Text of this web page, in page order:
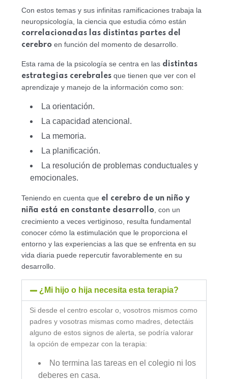
Con estos temas y sus infinitas ramificaciones trabaja la
neuropsicología, la ciencia que estudia cómo están
correlacionadas las distintas partes del
cerebro en función del momento de desarrollo.
Esta rama de la psicología se centra en las distintas
estrategias cerebrales que tienen que ver con el
aprendizaje y manejo de la información como son:
La orientación.
La capacidad atencional.
La memoria.
La planificación.
La resolución de problemas conductuales y
emocionales.
Teniendo en cuenta que el cerebro de un niño y
niña está en constante desarrollo , con un
crecimiento a veces vertiginoso, resulta fundamental
conocer cómo la estimulación que le proporciona el
entorno y las experiencias a las que se enfrenta en su
vida diaria puede repercutir favorablemente en su
desarrollo.
¿Mi hijo o hija necesita esta terapia?
Si desde el centro escolar o, vosotros mismos como
padres y vosotras mismas como madres, detectáis
alguno de estos signos de alerta, se podría valorar
la opción de empezar con la terapia:
No termina las tareas en el colegio ni los
deberes en casa.